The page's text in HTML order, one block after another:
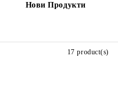
Нови Продукти
17 product(s)